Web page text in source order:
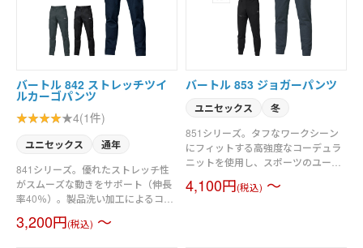
バートル 842 ストレッチツイ
ルカーゴパンツ
4(1件)
ユニセックス 通年
841シリーズ。優れたストレッチ性
がスムーズな動きをサポート（伸長
率40％）。製品洗い加工によるコン
プ。ワークシーンで映える細身のす
3,200円(税込) ～
バートル 853 ジョガーパンツ
ユニセックス 冬
851シリーズ。タフなワークシーン
にフィットする高強度なコーデュラ
ニットを使用し、スポーツのユーテ
ア。タフな動きに対応する摩耗強
4,100円(税込) ～